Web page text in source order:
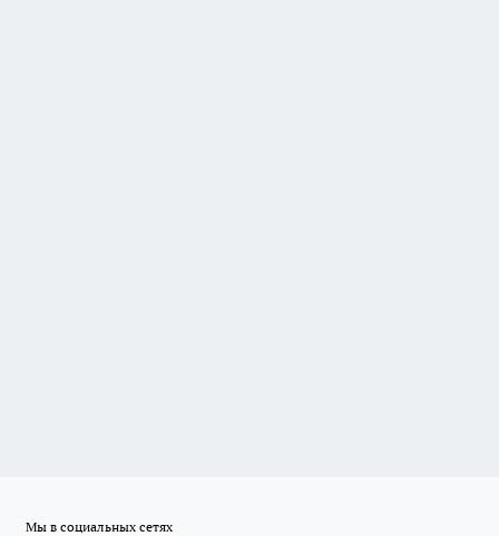
Мы в социальных сетях